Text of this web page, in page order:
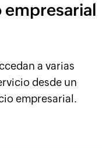
empresarial
a varias
desde un
empresarial.